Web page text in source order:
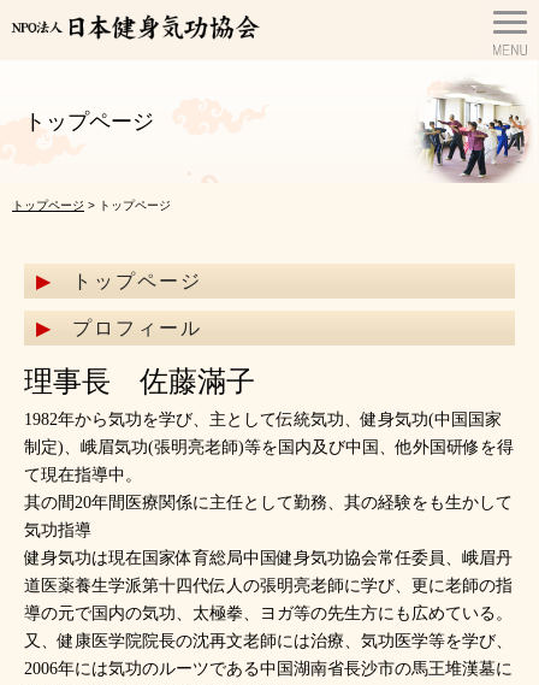
トップページ
トップページ > トップページ
トップページ
プロフィール
理事長 佐藤滿子
1982年から気功を学び、主として伝統気功、健身気功(中国国家
制定)、峨眉気功(張明亮老師)等を国内及び中国、他外国研修を得
て現在指導中。
其の間20年間医療関係に主任として勤務、其の経験をも生かして
気功指導
健身気功は現在国家体育総局中国健身気功協会常任委員、峨眉丹
道医薬養生学派第十四代伝人の張明亮老師に学び、更に老師の指
導の元で国内の気功、太極拳、ヨガ等の先生方にも広めている。
又、健康医学院院長の沈再文老師には治療、気功医学等を学び、
2006年には気功のルーツである中国湖南省長沙市の馬王堆漢墓に